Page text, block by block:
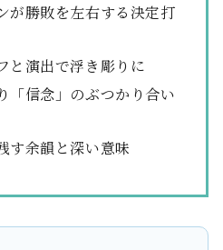
が勝敗を左右する決定打
と演出で浮き彫りに
「信念」のぶつかり合い
す余韻と深い意味